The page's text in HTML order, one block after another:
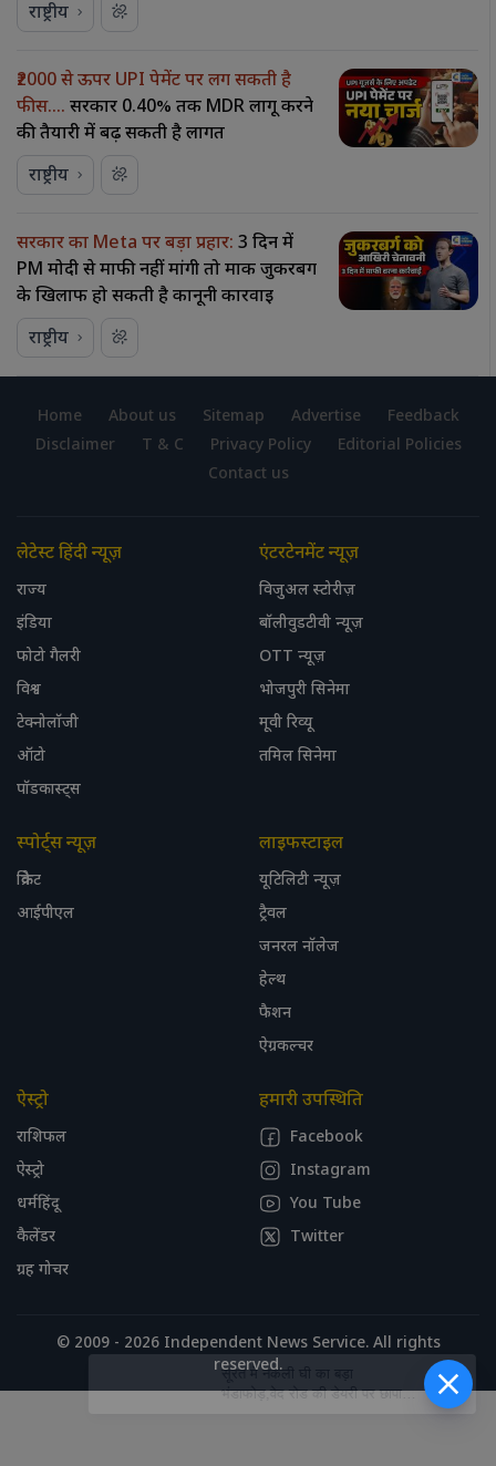
राष्ट्रीय
₹2000 से ऊपर UPI पेमेंट पर लग सकती है
फीस…. सरकार 0.40% तक MDR लागू करने
की तैयारी में बढ़ सकती है लागत
राष्ट्रीय
सरकार का Meta पर बड़ा प्रहार: 3 दिन में
PM मोदी से माफी नहीं मांगी तो मार्क जुकरबर्ग
के खिलाफ हो सकती है कानूनी कार्रवाई
राष्ट्रीय
Home About us Sitemap Advertise
Feedback
Disclaimer
T & C Privacy Policy
Editorial Policies
Contact us
लेटेस्ट हिंदी न्यूज़
राज्य
इंडिया
फोटो गैलरी
विश्व
टेक्नोलॉजी
ऑटो
पॉडकास्ट्स
एंटरटेनमेंट न्यूज़
विजुअल स्टोरीज़
बॉलीवुडटीवी न्यूज़
OTT न्यूज़
भोजपुरी सिनेमा
मूवी रिव्यू
तमिल सिनेमा
स्पोर्ट्स न्यूज़
क्रिकेट
आईपीएल
लाइफस्टाइल
यूटिलिटी न्यूज़
ट्रैवल
जनरल नॉलेज
हेल्थ
फैशन
ऐग्रकल्चर
ऐस्ट्रो
राशिफल
ऐस्ट्रो
धर्महिंदू
कैलेंडर
ग्रह गोचर
हमारी उपस्थिति
Facebook
Instagram
You Tube
Twitter
© 2009 - 2026 Independent News Service. All rights
reserved.
सूरत में नकली घी का बड़ा
भंडाफोड़,वेद रोड की डेयरी पर छापा;